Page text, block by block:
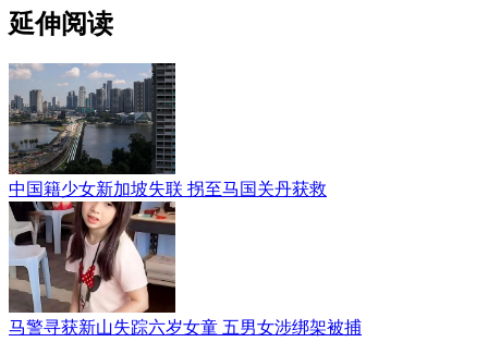
延伸阅读
中国籍少女新加坡失联 拐至马国关丹获救
马警寻获新山失踪六岁女童 五男女涉绑架被捕